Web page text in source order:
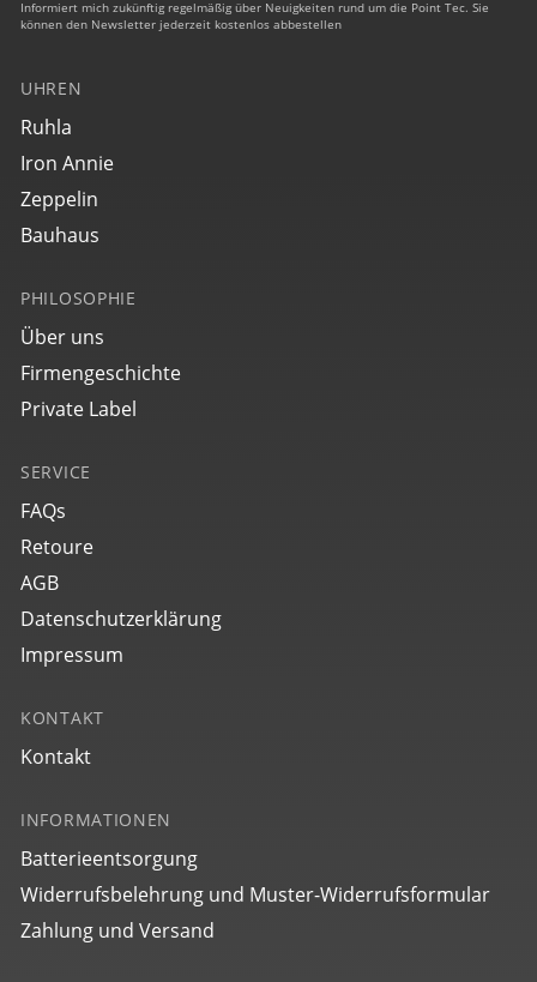
Informiert mich zukünftig regelmäßig über Neuigkeiten rund um die Point Tec. Sie
können den Newsletter jederzeit kostenlos abbestellen
UHREN
Ruhla
Iron Annie
Zeppelin
Bauhaus
PHILOSOPHIE
Über uns
Firmengeschichte
Private Label
SERVICE
FAQs
Retoure
AGB
Datenschutzerklärung
Impressum
KONTAKT
Kontakt
INFORMATIONEN
Batterieentsorgung
Widerrufsbelehrung und Muster-Widerrufsformular
Zahlung und Versand